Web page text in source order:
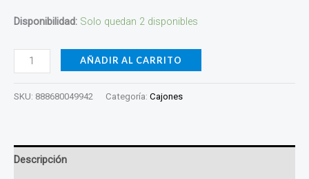
Disponibilidad: Solo quedan 2 disponibles
AÑADIR AL CARRITO
SKU: 888680049942 Categoría: Cajones
Descripción